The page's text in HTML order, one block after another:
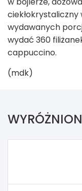
wydawanych
wydać 360
cappuccino.
(mdk)